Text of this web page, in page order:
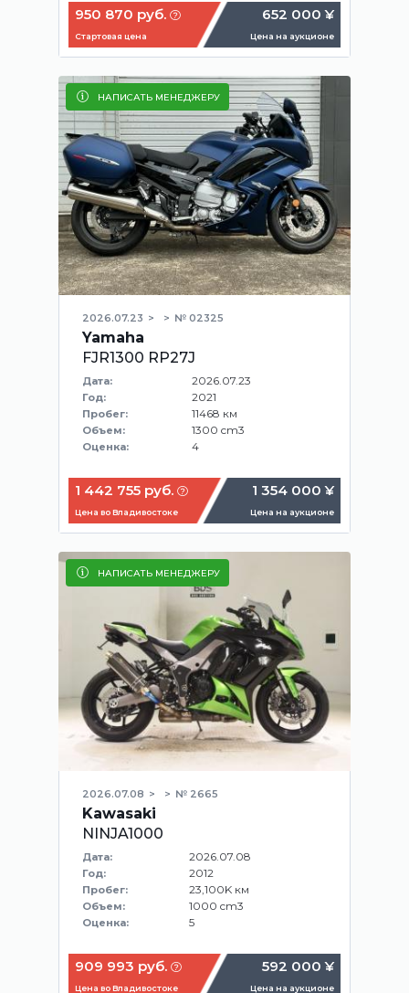
950 870 руб.
Стартовая цена
652 000 ¥
Цена на аукционе
НАПИСАТЬ МЕНЕДЖЕРУ
2026.07.23 № 02325
Yamaha
FJR1300 RP27J
Дата: 2026.07.23
Год: 2021
Пробег: 11468 км
Объем: 1300 cm3
Оценка: 4
1 442 755 руб.
Цена во Владивостоке
1 354 000 ¥
Цена на аукционе
НАПИСАТЬ МЕНЕДЖЕРУ
2026.07.08 № 2665
Kawasaki
NINJA1000
Дата: 2026.07.08
Год: 2012
Пробег: 23,100K км
Объем: 1000 cm3
Оценка: 5
909 993 руб.
Цена во Владивостоке
592 000 ¥
Цена на аукционе